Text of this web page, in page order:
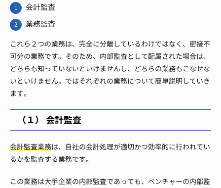
会計監査
業務監査
これら２つの業務は、完全に分離しているわけではなく、密接不
可分の業務です。 そのため、内部監査として配属された場合は、
どちらも知っていないといけませんし、どちらの業務もこなせな
いといけません。 ではそれぞれの業務について簡単説明していき
ます。
（１） 会計監査
会計監査業務は、自社の会計処理が適切かつ効率的に行われてい
るかを監査する業務です。
この業務は大手企業の内部監査であっても、ベンチャーの内部監